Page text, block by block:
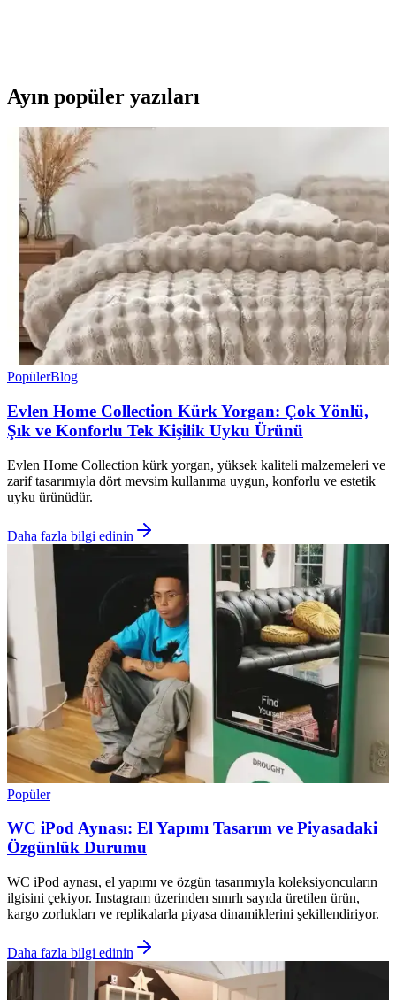
Ayın popüler yazıları
PopülerBlog
Evlen Home Collection Kürk Yorgan: Çok Yönlü,
Şık ve Konforlu Tek Kişilik Uyku Ürünü
Evlen Home Collection kürk yorgan, yüksek kaliteli malzemeleri ve
zarif tasarımıyla dört mevsim kullanıma uygun, konforlu ve estetik
uyku ürünüdür.
Daha fazla bilgi edinin
Popüler
WC iPod Aynası: El Yapımı Tasarım ve Piyasadaki
Özgünlük Durumu
WC iPod aynası, el yapımı ve özgün tasarımıyla koleksiyoncuların
ilgisini çekiyor. Instagram üzerinden sınırlı sayıda üretilen ürün,
kargo zorlukları ve replikalarla piyasa dinamiklerini şekillendiriyor.
Daha fazla bilgi edinin